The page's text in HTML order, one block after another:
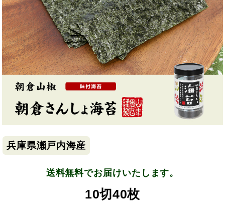
兵庫県瀬戸内海産
送料無料でお届けいたします。
10切40枚